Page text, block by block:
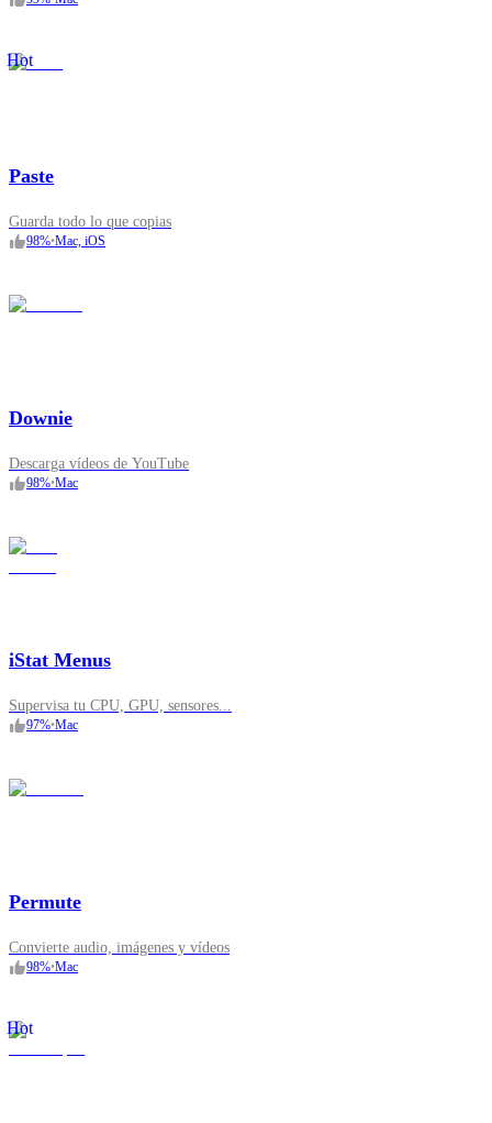
Hot
Paste
Guarda todo lo que copias
98%•Mac, iOS
Downie
Descarga vídeos de YouTube
98%•Mac
iStat Menus
Supervisa tu CPU, GPU, sensores...
97%•Mac
Permute
Convierte audio, imágenes y vídeos
98%•Mac
Hot